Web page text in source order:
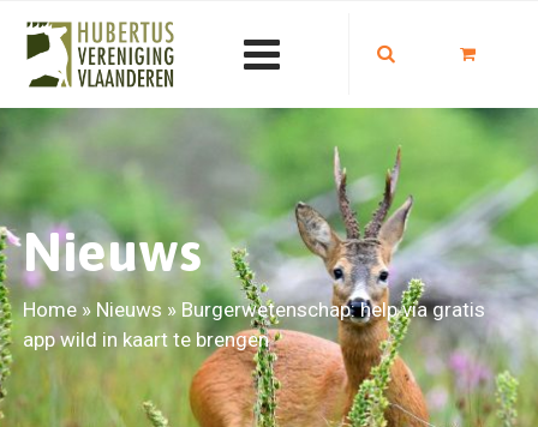
Nieuws
Home» Nieuws » Burgerwetenschap: help via gratis
app wild in kaart te brengen